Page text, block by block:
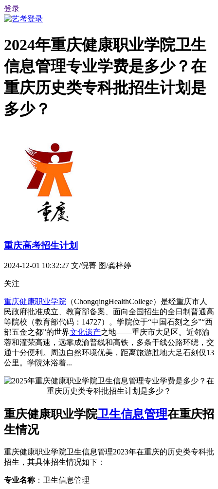
登录
2024年重庆健康职业学院卫生
信息管理专业学费是多少？在
重庆历史类专科批招生计划是
多少？
重庆高考招生计划
2024-12-01 10:32:27 文/倪菁 图/龚梓婷
关注
重庆健康职业学院 （ChongqingHealthCollege）是经重庆市人
民政府批准成立、教育部备案、面向全国招生的全日制普通高
等院校（教育部代码：14727）。学院位于“中国石刻之乡”“西
部五金之都”的世界文化遗产之地——重庆市大足区。近邻渝
蓉和潼荣高速，远靠成渝普线和高铁，多条干线公路环绕，交
通十分便利。周边自然环境优美，距离旅游胜地大足石刻仅13
公里。学院沐浴着...
重庆健康职业学院卫生信息管理在重庆招
生情况
重庆健康职业学院卫生信息管理2023年在重庆的历史类专科批
招生，其具体招生情况如下：
专业名称：卫生信息管理